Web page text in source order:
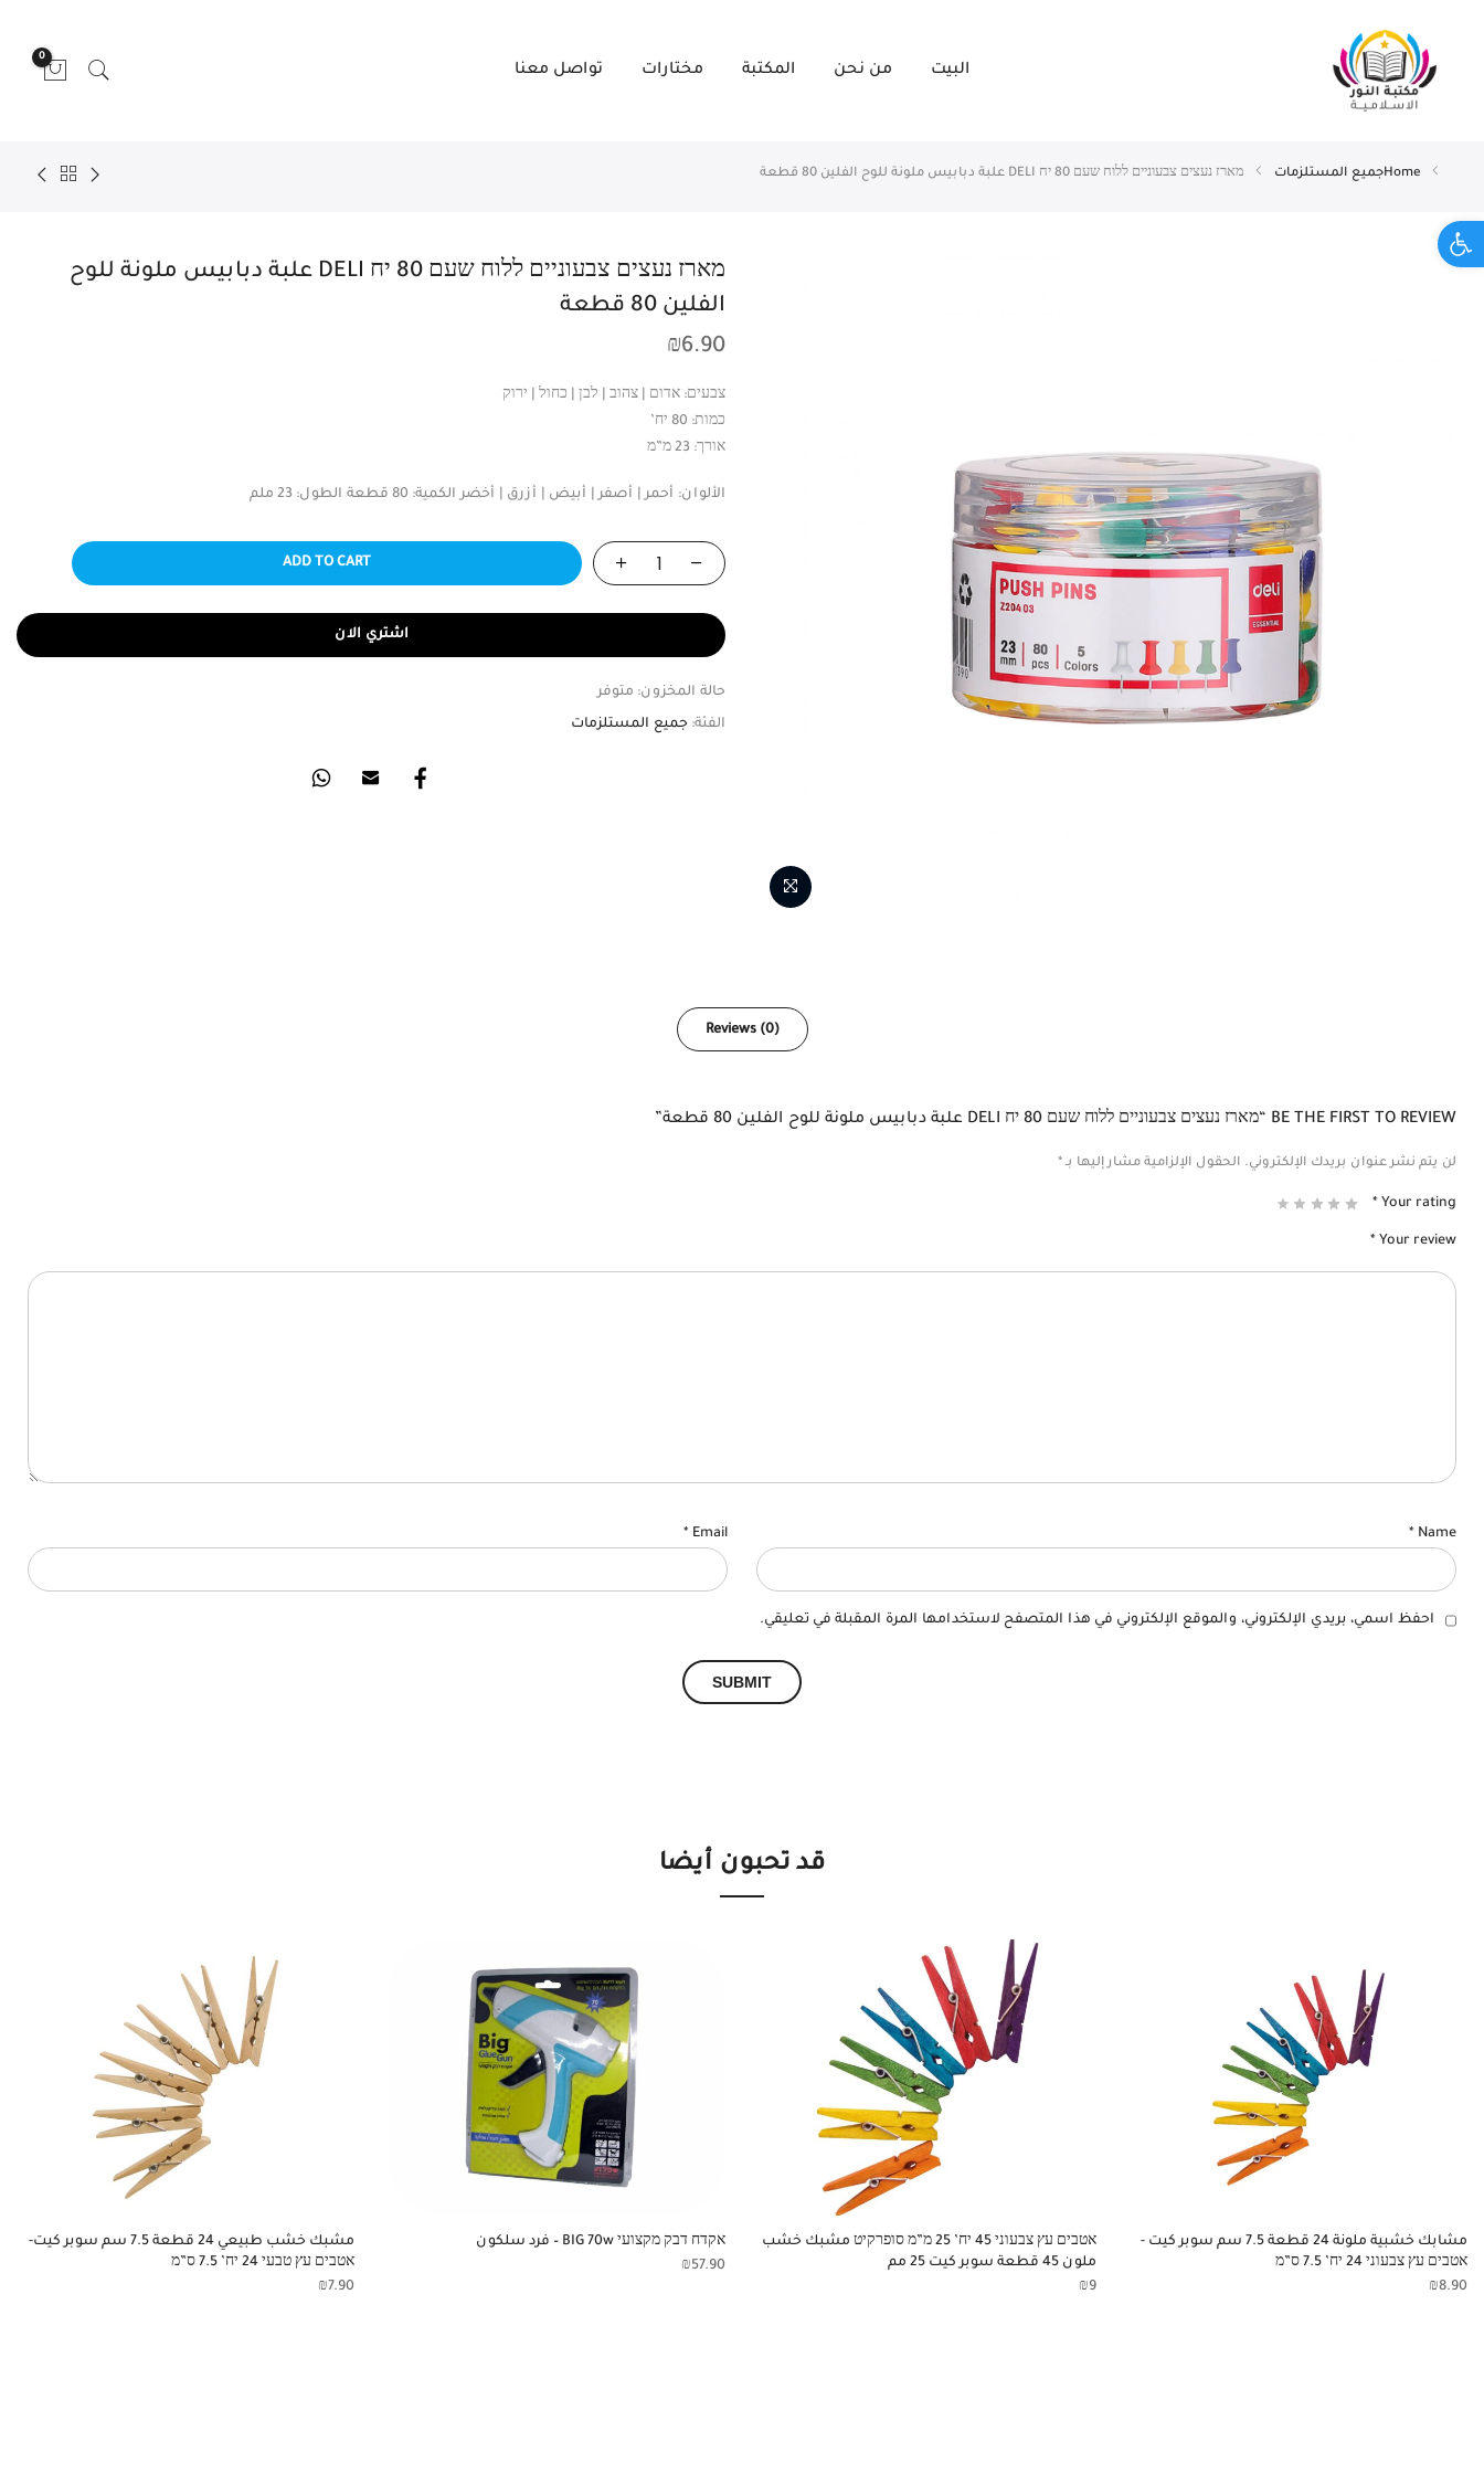
Open toolbar
البيت من نحن المكتبة مختارات تواصل معنا
0
Homeجميع المستلزمات מארז נעצים צבעוניים ללוח שעם 80 יח DELI علبة دبابيس ملونة للوح الفلين 80 قطعة
מארז נעצים צבעוניים ללוח שעם 80 יח DELI علبة دبابيس ملونة للوح
الفلين 80 قطعة
₪6.90
צבעים: אדום | צהוב | לבן | כחול | ירוק
כמות: 80 יח’
אורך: 23 מ”מ
الألوان: أحمر | أصفر | أبيض | أزرق | أخضر الكمية: 80 قطعة الطول: 23 ملم
ADD TO CART
اشتري الان
حالة المخزون: متوفر
الفئة: جميع المستلزمات
Reviews (0)
BE THE FIRST TO REVIEW “מארז נעצים צבעוניים ללוח שעם 80 יח DELI علبة دبابيس ملونة للوح الفلين 80 قطعة”
لن يتم نشر عنوان بريدك الإلكتروني. الحقول الإلزامية مشار إليها بـ*
Your rating
*
Your review
*
Name
*
Email
*
احفظ اسمي، بريدي الإلكتروني، والموقع الإلكتروني في هذا المتصفح لاستخدامها المرة المقبلة في تعليقي.
قد تحبون أيضا
مشابك خشبية ملونة 24 قطعة 7.5 سم سوبر كيت -
אטבים עץ צבעוני 24 יח’ 7.5 ס”מ
₪8.90
אטבים עץ צבעוני 45 יח’ 25 מ”מ סופרקיט مشبك خشب
ملون 45 قطعة سوبر كيت 25 مم
₪9
אקדח דבק מקצועי BIG 70w – فرد سلكون
₪57.90
مشبك خشب طبيعي 24 قطعة 7.5 سم سوبر كيت-
אטבים עץ טבעי 24 יח’ 7.5 ס”מ
₪7.90